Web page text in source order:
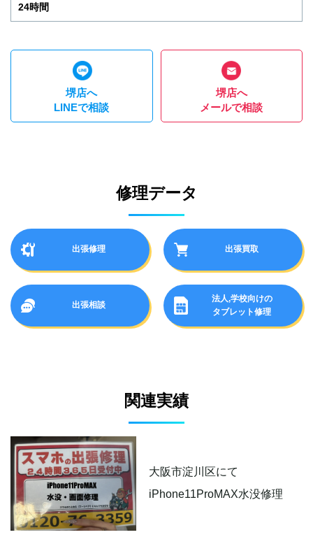
24時間
堺店へ
LINEで相談
堺店へ
メールで相談
修理データ
出張修理 出張買取
出張相談
法人,学校向けの
タブレット修理
関連実績
大阪市淀川区にて
iPhone11ProMAX水没修理